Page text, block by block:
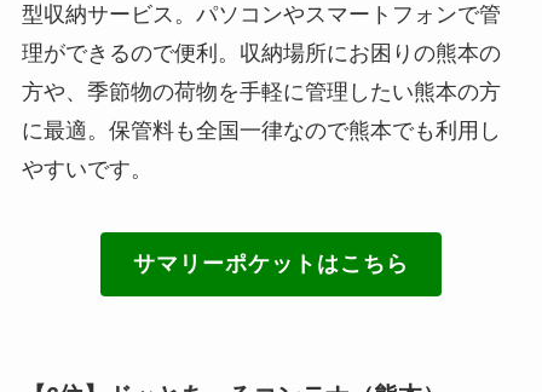
型収納サービス。パソコンやスマートフォンで管
理ができるので便利。収納場所にお困りの熊本の
方や、季節物の荷物を手軽に管理したい熊本の方
に最適。保管料も全国一律なので熊本でも利用し
やすいです。
サマリーポケットはこちら